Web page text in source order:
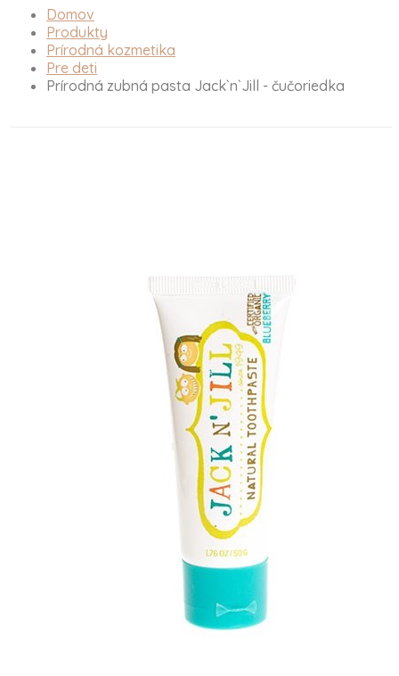
Domov
Produkty
Prírodná kozmetika
Pre deti
Prírodná zubná pasta Jack`n`Jill - čučoriedka